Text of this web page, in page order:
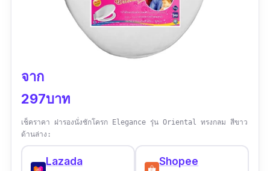
จาก
297บาท
เช็คราคา ฝารองนั่งชักโครก Elegance รุ่น Oriental ทรงกลม สีขาว
ด้านล่าง:
Lazada
Shopee